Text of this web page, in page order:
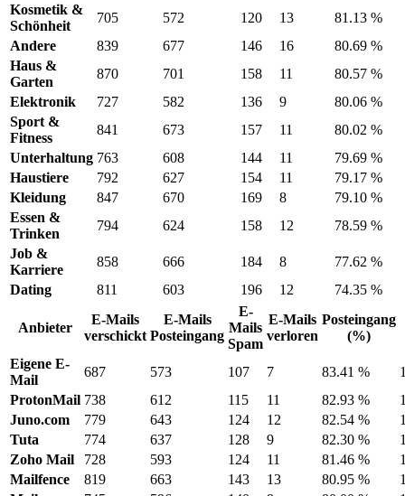
Kosmetik &
Schönheit
705 572 120 13
81.13 %
Andere
839 677 146 16
80.69 %
Haus &
Garten
870 701 158 11
80.57 %
Elektronik
727 582 136 9
80.06 %
Sport &
Fitness
841 673 157 11
80.02 %
Unterhaltung 763 608 144 11
79.69 %
Haustiere
792 627 154 11
79.17 %
Kleidung
847 670 169 8
79.10 %
Essen &
Trinken
794 624 158 12
78.59 %
Job &
Karriere
858 666 184 8
77.62 %
Dating
811 603 196 12 74.35 %
Anbieter
E-Mails
verschickt
E-Mails
Posteingang
E-
Mails
Spam
E-Mails
verloren
Posteingang
(%)
Eigene E-
Mail
687 573 107 7 83.41 %
ProtonMail 738 612 115 11 82.93 %
Juno.com
779 643 124 12 82.54 %
Tuta
774 637 128 9 82.30 %
Zoho Mail
728 593 124 11 81.46 %
Mailfence
819 663 143 13 80.95 %